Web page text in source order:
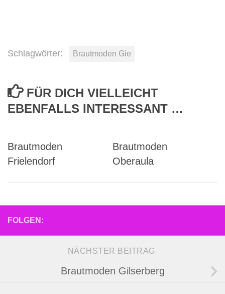
Schlagwörter: Brautmoden Gie
FÜR DICH VIELLEICHT
EBENFALLS INTERESSANT …
Brautmoden
Frielendorf
Brautmoden
Oberaula
FOLGEN:
NÄCHSTER BEITRAG
Brautmoden Gilserberg